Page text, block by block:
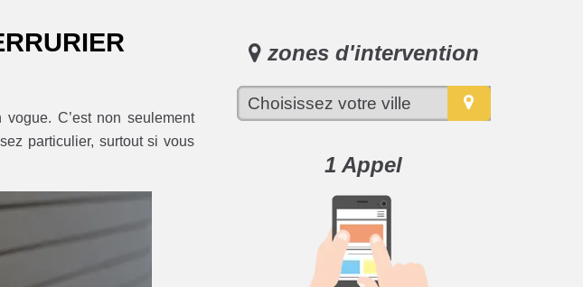
C’est non seulement
particulier, surtout si vous
zones d'intervention
1 Appel